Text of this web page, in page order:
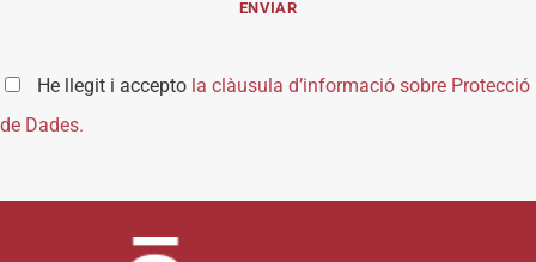
He llegit i accepto la clàusula d’informació sobre Protecció
de Dades.